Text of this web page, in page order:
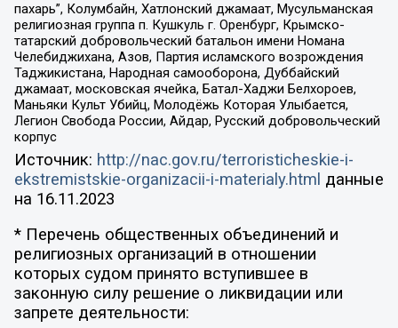
пахарь”, Колумбайн, Хатлонский джамаат, Мусульманская
религиозная группа п. Кушкуль г. Оренбург, Крымско-
татарский добровольческий батальон имени Номана
Челебиджихана, Азов, Партия исламского возрождения
Таджикистана, Народная самооборона, Дуббайский
джамаат, московская ячейка, Батал-Хаджи Белхороев,
Маньяки Культ Убийц, Молодёжь Которая Улыбается,
Легион Свобода России, Айдар, Русский добровольческий
корпус
Источник: http://nac.gov.ru/terroristicheskie-i-
ekstremistskie-organizacii-i-materialy.html данные
на 16.11.2023
* Перечень общественных объединений и
религиозных организаций в отношении
которых судом принято вступившее в
законную силу решение о ликвидации или
запрете деятельности: